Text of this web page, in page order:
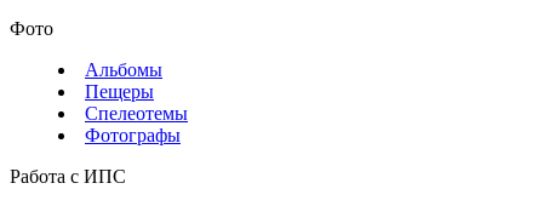
Фото
Альбомы
Пещеры
Спелеотемы
Фотографы
Работа с ИПС